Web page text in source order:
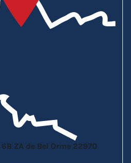
6B ZA de Bel Orme 22970